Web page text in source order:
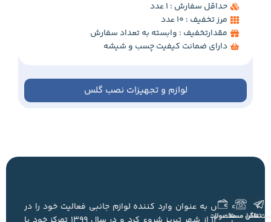
حداقل سفارش : 1 عدد
مرز تخفیف : 10 عدد
مقدارتخفیف : وابسته به تعداد سفارش
دارای ضمانت کیفیت چسب و شیشه
لوازم و تجهیزات نصب گلس
خانه گلس به عنوان وارد کننده لوازم جانبی فعالیت خود را در
تلگرام
تماس مستقیم
محصولات